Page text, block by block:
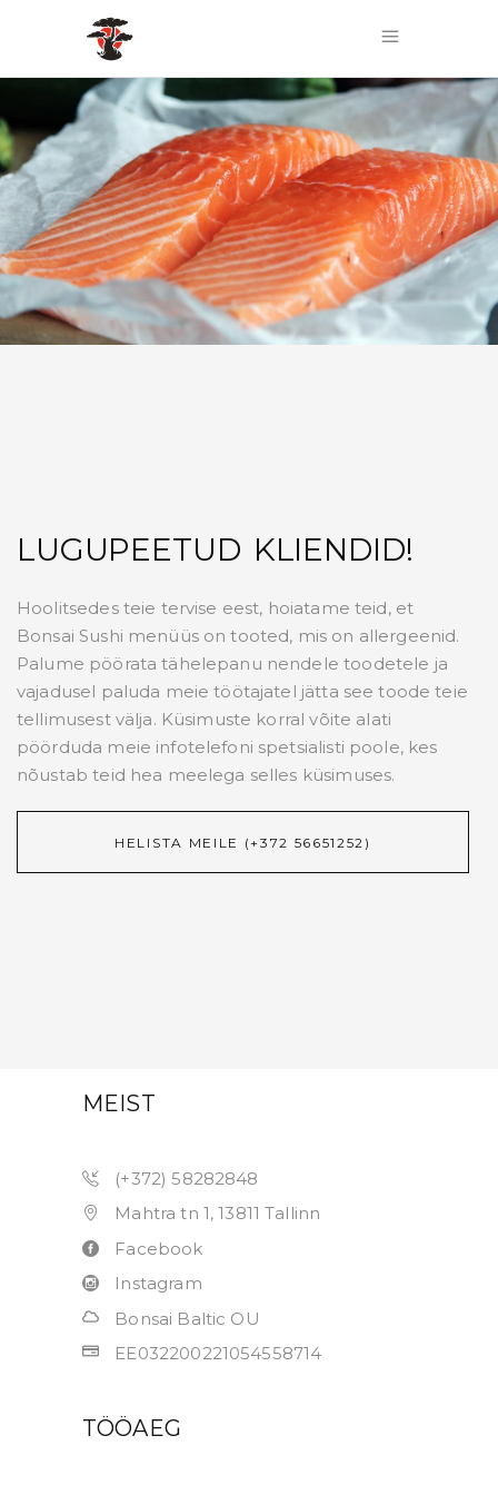
LUGUPEETUD KLIENDID!
Hoolitsedes teie tervise eest, hoiatame teid, et
Bonsai Sushi menüüs on tooted, mis on allergeenid.
Palume pöörata tähelepanu nendele toodetele ja
vajadusel paluda meie töötajatel jätta see toode teie
tellimusest välja. Küsimuste korral võite alati
pöörduda meie infotelefoni spetsialisti poole, kes
nõustab teid hea meelega selles küsimuses.
HELISTA MEILE (+372 56651252)
MEIST
(+372) 58282848
Mahtra tn 1, 13811 Tallinn
Facebook
Instagram
Bonsai Baltic OU
EE032200221054558714
TÖÖAEG